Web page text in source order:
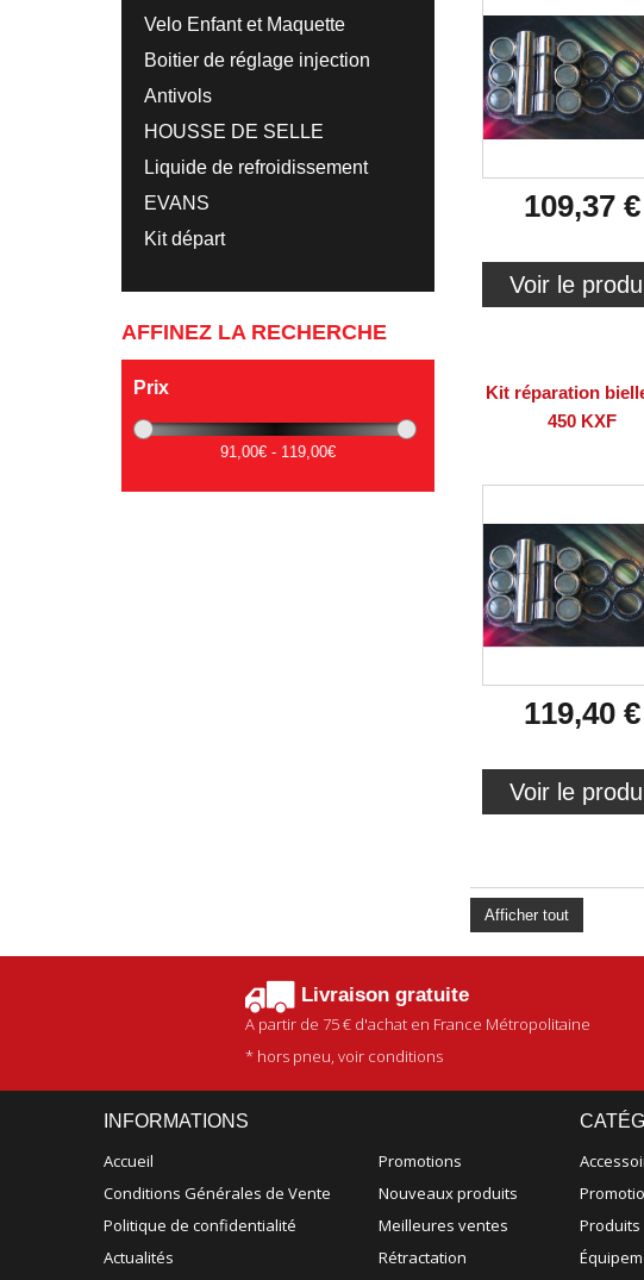
109,37 €
Voir le
Kit réparation
450 KXF
119,40 €
Voir le
Afficher tout
Velo Enfant et Maquette
Boitier de réglage injection
Antivols
HOUSSE DE SELLE
Liquide de refroidissement
EVANS
Kit départ
AFFINEZ LA RECHERCHE
Prix
91,00€ - 119,00€
Livraison gratuite
A partir de 75 €d'achat en France Métropolitaine
* hors pneu, voir conditions
INFORMATIONS
Accueil
Conditions Générales de Vente
Politique de confidentialité
Actualités
Promotions
Nouveaux produits
Meilleures ventes
Rétractation
Produits